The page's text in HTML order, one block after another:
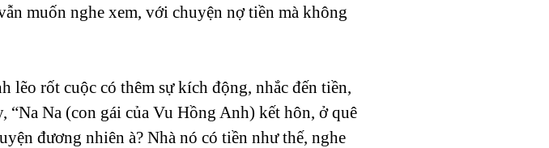
muốn nghe xem, với chuyện nợ tiền mà không
lẽo rốt cuộc có thêm sự kích động, nhắc đến tiền,
Na (con gái của Vu Hồng Anh) kết hôn, ở quê
đương nhiên à? Nhà nó có tiền như thế, nghe